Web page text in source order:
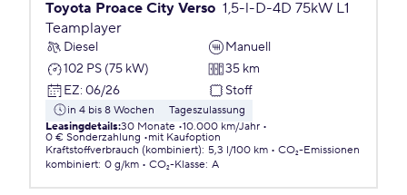
Toyota Proace City Verso 1,5-l-D-4D 75kW L1
Teamplayer
Diesel
Manuell
102 PS (75 kW)
35 km
EZ: 06/26 Stoff
in 4 bis 8 Wochen
Tageszulassung
Leasingdetails:30 Monate 10.000 km/Jahr
0 € Sonderzahlung
mit Kaufoption
Kraftstoffverbrauch (kombiniert): 5,3 l/100 km
CO₂-Emissionen
kombiniert: 0 g/km CO₂-Klasse: A